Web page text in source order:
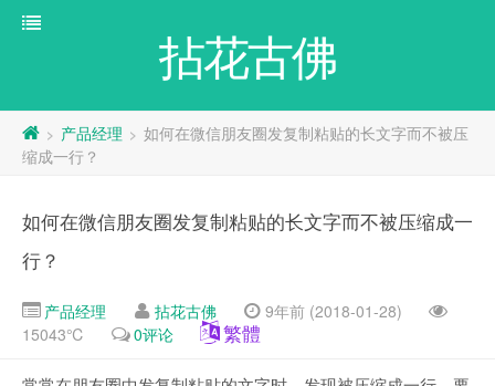
拈花古佛
> 产品经理 > 如何在微信朋友圈发复制粘贴的长文字而不被压
缩成一行？
如何在微信朋友圈发复制粘贴的长文字而不被压缩成一
行？
产品经理 拈花古佛
9年前 (2018-01-28)
15043℃
0评论 繁體